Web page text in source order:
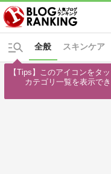
スキンケア
全般
【Tips】このアイコンをタッ
カテゴリ一覧を表示でき